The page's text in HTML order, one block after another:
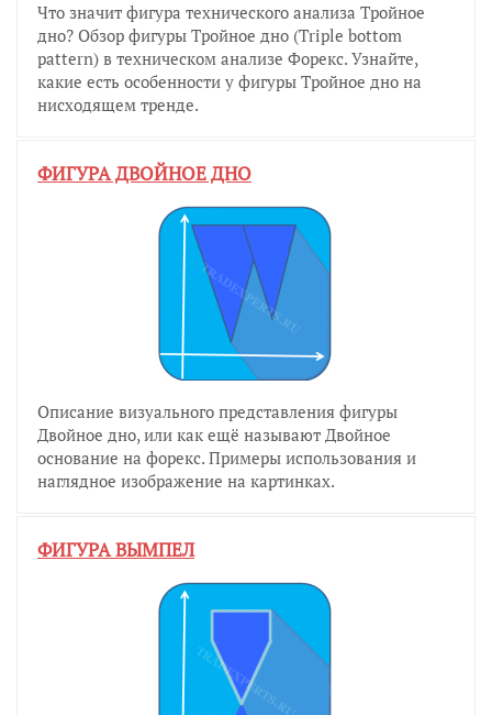
Что значит фигура технического анализа Тройное
дно? Обзор фигуры Тройное дно (Triple bottom
pattern) в техническом анализе Форекс. Узнайте,
какие есть особенности у фигуры Тройное дно на
нисходящем тренде.
ФИГУРА ДВОЙНОЕ ДНО
Описание визуального представления фигуры
Двойное дно, или как ещё называют Двойное
основание на форекс. Примеры использования и
наглядное изображение на картинках.
ФИГУРА ВЫМПЕЛ